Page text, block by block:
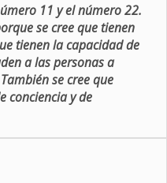
11 y el número 22.
se cree que tienen
tienen la capacidad de
a las personas a
se cree que
conciencia y de